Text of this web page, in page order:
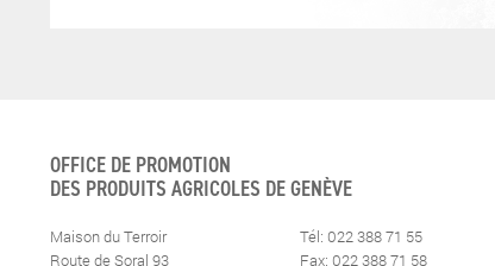
OFFICE DE PROMOTION
DES PRODUITS AGRICOLES DE GENÈVE
Maison du Terroir
Route de Soral 93
Tél: 022 388 71 55
Fax: 022 388 71 58